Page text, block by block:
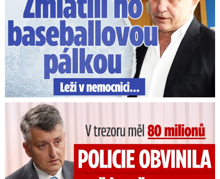
V trezoru měl 80 milionů: Policie obvinila exšéfa železnic!